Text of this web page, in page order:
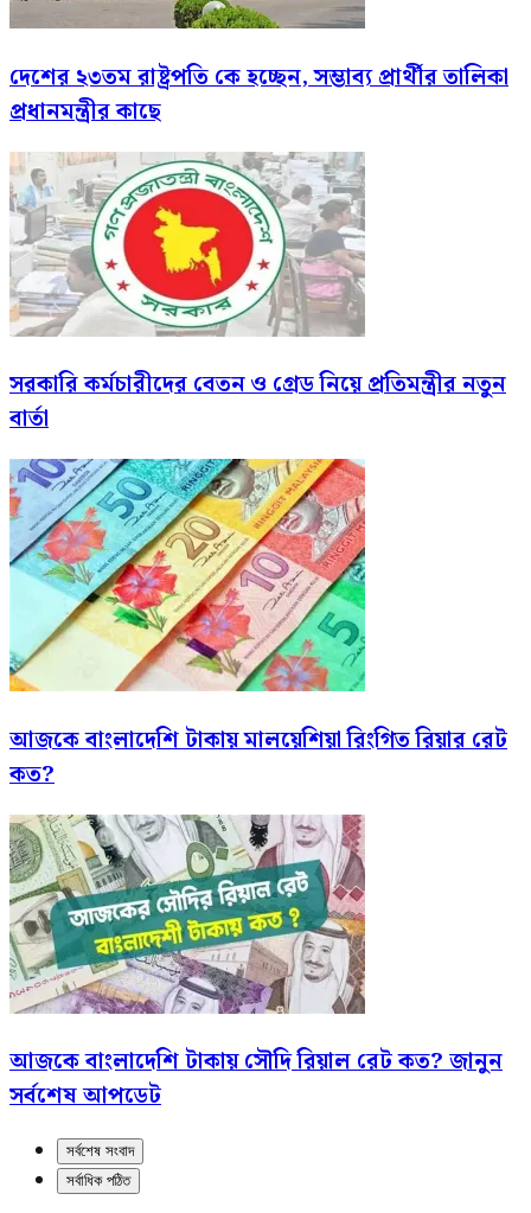
দেশের ২৩তম রাষ্ট্রপতি কে হচ্ছেন, সম্ভাব্য প্রার্থীর তালিকা
প্রধানমন্ত্রীর কাছে
সরকারি কর্মচারীদের বেতন ও গ্রেড নিয়ে প্রতিমন্ত্রীর নতুন
বার্তা
আজকে বাংলাদেশি টাকায় মালয়েশিয়া রিংগিত রিয়ার রেট
কত?
আজকে বাংলাদেশি টাকায় সৌদি রিয়াল রেট কত? জানুন
সর্বশেষ আপডেট
সর্বশেষ সংবাদ
সর্বাধিক পঠিত